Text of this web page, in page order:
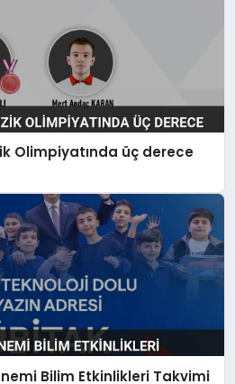
Olimpiyatında üç derece
Bilim Etkinlikleri Takvimi